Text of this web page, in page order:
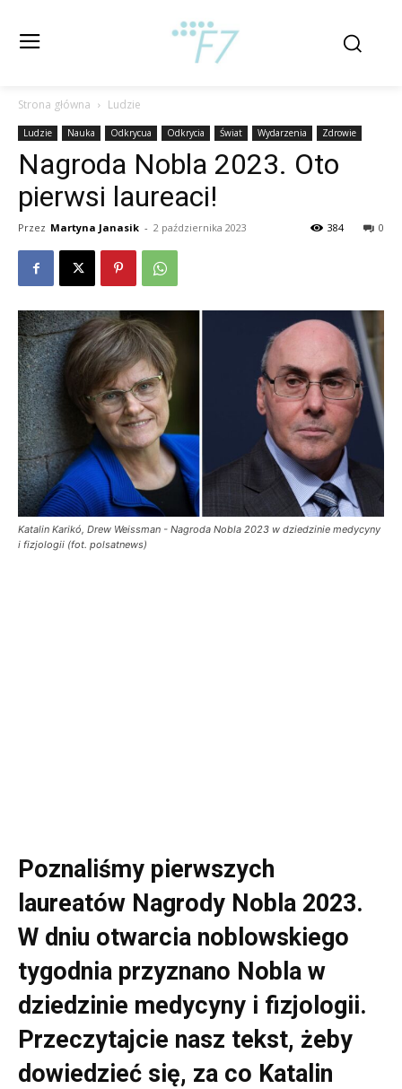
Strona główna Ludzie
Ludzie Nauka Odkrycua Odkrycia Świat Wydarzenia Zdrowie
Nagroda Nobla 2023. Oto
pierwsi laureaci!
Przez Martyna Janasik - 2 października 2023 0
384
Katalin Karikó, Drew Weissman - Nagroda Nobla 2023 w dziedzinie medycyny
i fizjologii (fot. polsatnews)
Poznaliśmy pierwszych
laureatów Nagrody Nobla 2023.
W dniu otwarcia noblowskiego
tygodnia przyznano Nobla w
dziedzinie medycyny i fizjologii.
Przeczytajcie nasz tekst, żeby
dowiedzieć się, za co Katalin